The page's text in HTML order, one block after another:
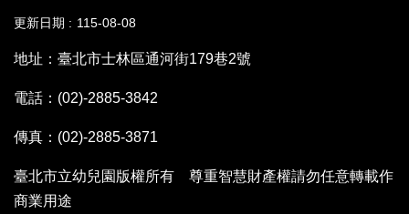
更新日期 115-08-08
地址：臺北市士林區通河街179巷2號
電話：(02)-2885-3842
傳真：(02)-2885-3871
臺北市立幼兒園版權所有 尊重智慧財產權請勿任意轉載作
商業用途